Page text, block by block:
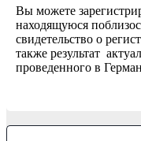
Вы можете
находящуюся
свидетельство о
также результат
проведенного в